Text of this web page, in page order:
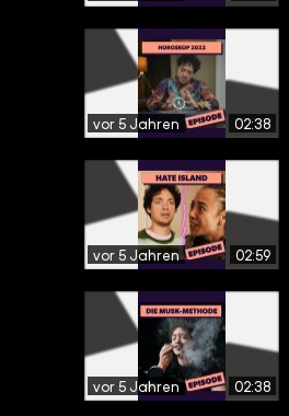
vor 5 Jahren 02:38
vor 5 Jahren 02:59
vor 5 Jahren 02:38